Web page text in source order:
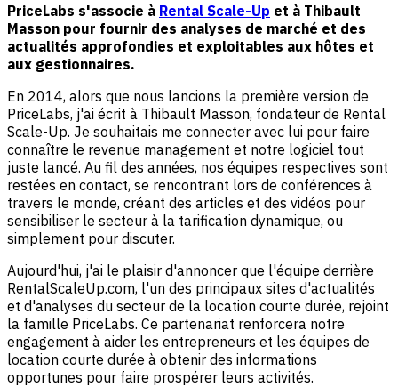
PriceLabs s'associe à Rental Scale-Up et à Thibault
Masson pour fournir des analyses de marché et des
actualités approfondies et exploitables aux hôtes et
aux gestionnaires.
En 2014, alors que nous lancions la première version de
PriceLabs, j'ai écrit à Thibault Masson, fondateur de Rental
Scale-Up. Je souhaitais me connecter avec lui pour faire
connaître le revenue management et notre logiciel tout
juste lancé. Au fil des années, nos équipes respectives sont
restées en contact, se rencontrant lors de conférences à
travers le monde, créant des articles et des vidéos pour
sensibiliser le secteur à la tarification dynamique, ou
simplement pour discuter.
Aujourd'hui, j'ai le plaisir d'annoncer que l'équipe derrière
RentalScaleUp.com, l'un des principaux sites d'actualités
et d'analyses du secteur de la location courte durée, rejoint
la famille PriceLabs. Ce partenariat renforcera notre
engagement à aider les entrepreneurs et les équipes de
location courte durée à obtenir des informations
opportunes pour faire prospérer leurs activités.